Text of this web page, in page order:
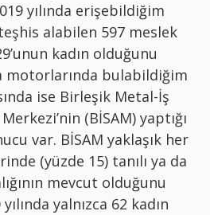
yılında erişebildiğim
alabilen 597 meslek
kadın olduğunu
motorlarında bulabildiğim
ise Birleşik Metal-İş
(BİSAM) yaptığı
var. BİSAM yaklaşık her
(yüzde 15) tanılı ya da
mevcut olduğunu
yalnızca 62 kadın